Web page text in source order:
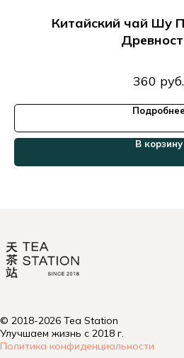
Китайский чай Шу
360 руб.
Подробнее
В корзину
© 2018-2026 Tea Station
Улучшаем жизнь с 2018 г.
Политика конфиденциальности